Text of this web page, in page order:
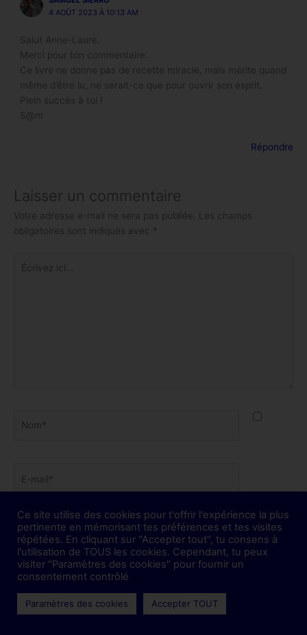
4 AOÛT 2023 À 10:13 AM
Salut Anne-Laure.
Merci pour ton commentaire.
Ce livre ne donne pas de recette miracle, mais mérite quand
même d’être lu, ne serait-ce que pour ouvrir son esprit.
Plein succès à toi !
S@m
Répondre
Laisser un commentaire
Votre adresse e-mail ne sera pas publiée.
Les champs
obligatoires sont indiqués avec *
ici…
mail*
Site
Enregistrer mon nom, mon e-mail et mon site dans le
navigateur pour mon prochain commentaire.
Ce site utilise des cookies pour t'offrir l'expérience la plus
pertinente en mémorisant tes préférences et tes visites
répétées. En cliquant sur "Accepter tout", tu consens à
l'utilisation de TOUS les cookies. Cependant, tu peux
visiter "Paramètres des cookies" pour fournir un
consentement contrôlé
Paramètres des cookies Accepter TOUT